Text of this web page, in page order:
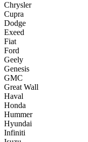
Chrysler
Cupra
Dodge
Exeed
Fiat
Ford
Geely
Genesis
GMC
Great Wall
Haval
Honda
Hummer
Hyundai
Infiniti